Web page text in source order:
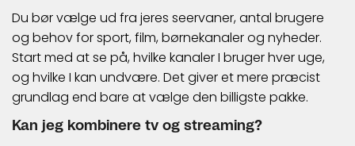
Du bør vælge ud fra jeres seervaner, antal brugere
og behov for sport, film, børnekanaler og nyheder.
Start med at se på, hvilke kanaler I bruger hver uge,
og hvilke I kan undvære. Det giver et mere præcist
grundlag end bare at vælge den billigste pakke.
Kan jeg kombinere tv og streaming?